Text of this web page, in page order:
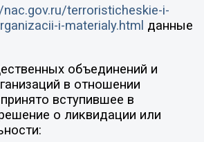
nac.gov.ru/terroristicheskie-i-
i-materialy.html данные
объединений и
в отношении
вступившее в
о ликвидации или